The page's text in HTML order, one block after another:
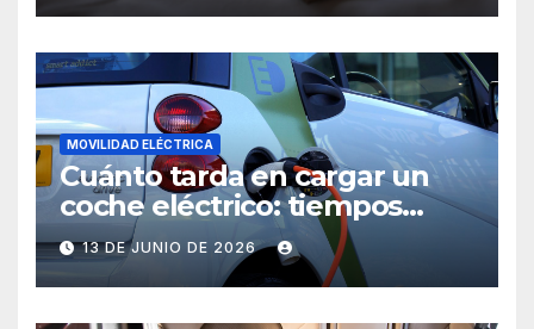
MOVILIDAD ELÉCTRICA
Cuánto tarda en cargar un
coche eléctrico: tiempos
reales
13 DE JUNIO DE 2026